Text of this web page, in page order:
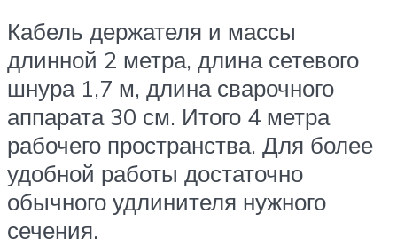
Кабель держателя и массы
длинной 2 метра, длина сетевого
шнура 1,7 м, длина сварочного
аппарата 30 см. Итого 4 метра
рабочего пространства. Для более
удобной работы достаточно
обычного удлинителя нужного
сечения.